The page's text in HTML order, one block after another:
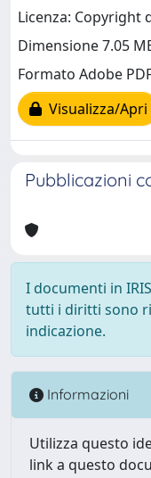
Licenza: Copyright
Dimensione 7.05
Formato Adobe
Visualizza/Apri
Pubblicazioni
I documenti in
tutti i diritti sono
indicazione.
Informazioni
Utilizza questo
link a questo